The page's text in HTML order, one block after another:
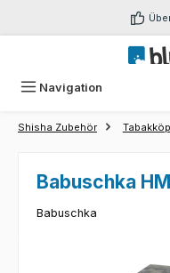
Zum Hauptinhalt springen
Navigation
Shisha Zubehör
Babuschka
Babuschka
Bildergalerie